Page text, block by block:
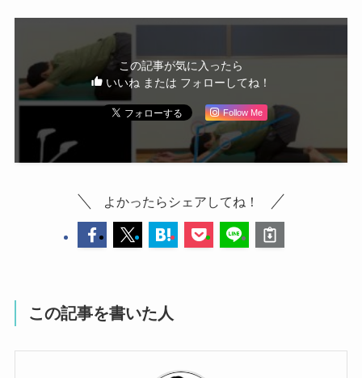
この記事が気に入ったら
いいね または フォローしてね！
Follow Me
よかったらシェアしてね！
この記事を書いた人